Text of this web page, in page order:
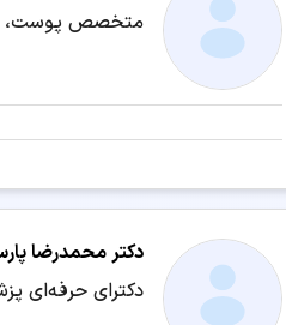
متخصص پوست،
دکتر محمدرضا
دکترای حرفه‌ای